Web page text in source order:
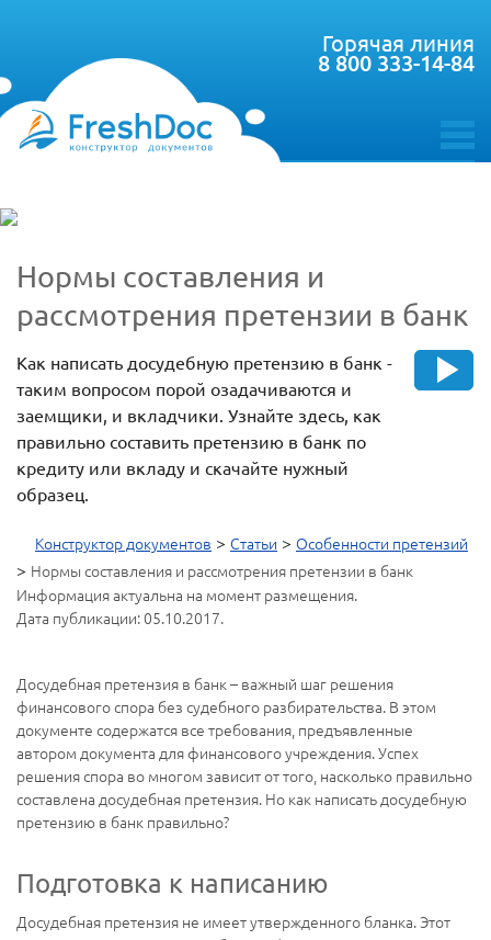
toggle
Горячая линия
8 800 333-14-84
Нормы составления и
рассмотрения претензии в банк
Как написать досудебную претензию в банк -
таким вопросом порой озадачиваются и
заемщики, и вкладчики. Узнайте здесь, как
правильно составить претензию в банк по
кредиту или вкладу и скачайте нужный
образец.
Конструктор документов > Статьи > Особенности претензий
> Нормы составления и рассмотрения претензии в банк
Информация актуальна на момент размещения.
Дата публикации: 05.10.2017.
Досудебная претензия в банк – важный шаг решения
финансового спора без судебного разбирательства. В этом
документе содержатся все требования, предъявленные
автором документа для финансового учреждения. Успех
решения спора во многом зависит от того, насколько правильно
составлена досудебная претензия. Но как написать досудебную
претензию в банк правильно?
Подготовка к написанию
Досудебная претензия не имеет утвержденного бланка. Этот